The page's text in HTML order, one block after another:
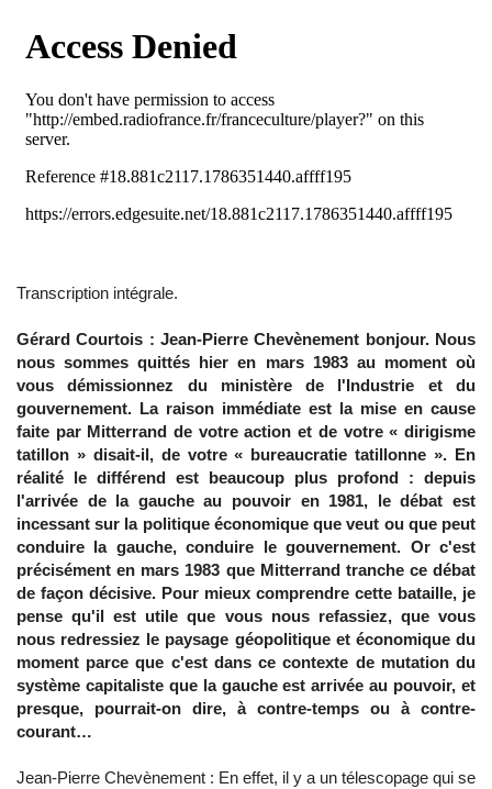
Transcription intégrale.
Gérard Courtois : Jean-Pierre Chevènement bonjour. Nous
nous sommes quittés hier en mars 1983 au moment où
vous démissionnez du ministère de l'Industrie et du
gouvernement. La raison immédiate est la mise en cause
faite par Mitterrand de votre action et de votre « dirigisme
tatillon » disait-il, de votre « bureaucratie tatillonne ». En
réalité le différend est beaucoup plus profond : depuis
l'arrivée de la gauche au pouvoir en 1981, le débat est
incessant sur la politique économique que veut ou que peut
conduire la gauche, conduire le gouvernement. Or c'est
précisément en mars 1983 que Mitterrand tranche ce débat
de façon décisive. Pour mieux comprendre cette bataille, je
pense qu'il est utile que vous nous refassiez, que vous
nous redressiez le paysage géopolitique et économique du
moment parce que c'est dans ce contexte de mutation du
système capitaliste que la gauche est arrivée au pouvoir, et
presque, pourrait-on dire, à contre-temps ou à contre-
courant…
Jean-Pierre Chevènement : En effet, il y a un télescopage qui se